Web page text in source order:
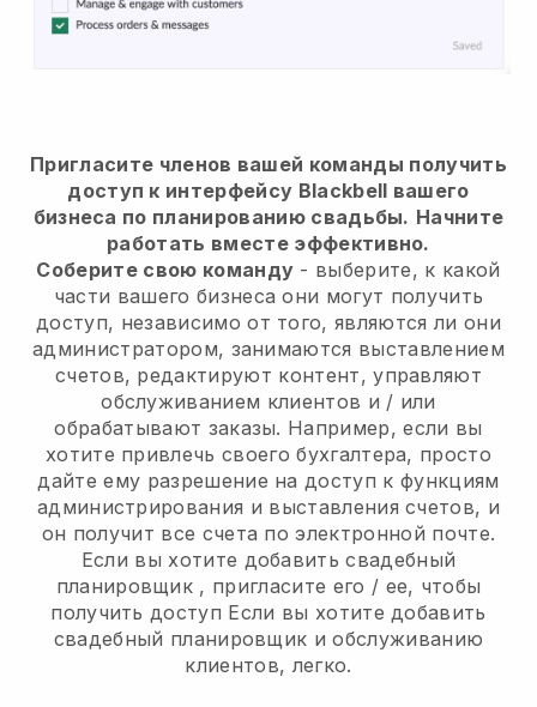
Пригласите членов вашей команды получить
доступ к интерфейсу Blackbell вашего
бизнеса по планированию свадьбы. Начните
работать вместе эффективно.
Соберите свою команду - выберите, к какой
части вашего бизнеса они могут получить
доступ, независимо от того, являются ли они
администратором, занимаются выставлением
счетов, редактируют контент, управляют
обслуживанием клиентов и / или
обрабатывают заказы. Например, если вы
хотите привлечь своего бухгалтера, просто
дайте ему разрешение на доступ к функциям
администрирования и выставления счетов, и
он получит все счета по электронной почте.
Если вы хотите добавить свадебный
планировщик , пригласите его / ее, чтобы
получить доступ Если вы хотите добавить
свадебный планировщик и обслуживанию
клиентов, легко.